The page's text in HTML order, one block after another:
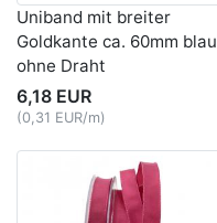
Uniband mit breiter
Goldkante ca. 60mm blau
ohne Draht
6,18 EUR
(0,31 EUR/m)